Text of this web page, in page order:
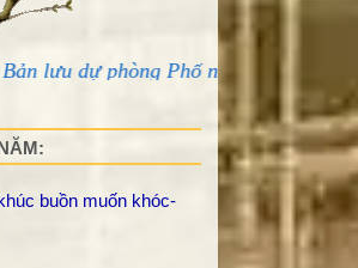
Phố núi và bạn bè...
buồn muốn khóc-